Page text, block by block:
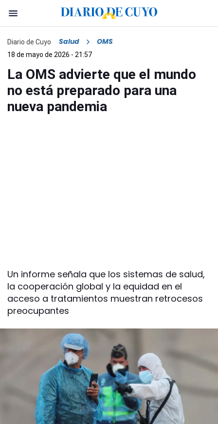
Diario de Cuyo Salud OMS
18 de mayo de 2026 - 21:57
La OMS advierte que el mundo
no está preparado para una
nueva pandemia
Un informe señala que los sistemas de salud,
la cooperación global y la equidad en el
acceso a tratamientos muestran retrocesos
preocupantes